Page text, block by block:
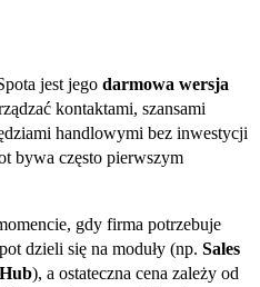
jest jego darmowa wersja
kontaktami, szansami
handlowymi bez inwestycji
bywa często pierwszym
gdy firma potrzebuje
dzieli się na moduły (np. Sales
), a ostateczna cena zależy od